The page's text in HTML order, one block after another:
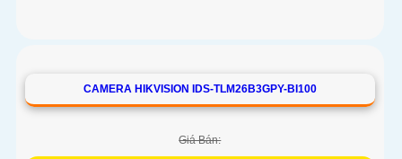
CAMERA HIKVISION IDS-TLM26B3GPY-BI100
Giá Bán: